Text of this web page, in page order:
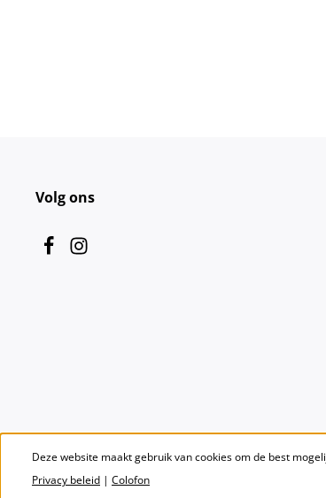
Volg ons
Deze website maakt gebruik van cookies om de best
Privacy beleid | Colofon